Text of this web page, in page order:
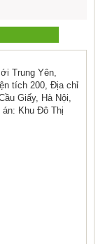
Trung Yên,
tích 200, Địa chỉ
Giấy, Hà Nội,
án: Khu Đô Thị